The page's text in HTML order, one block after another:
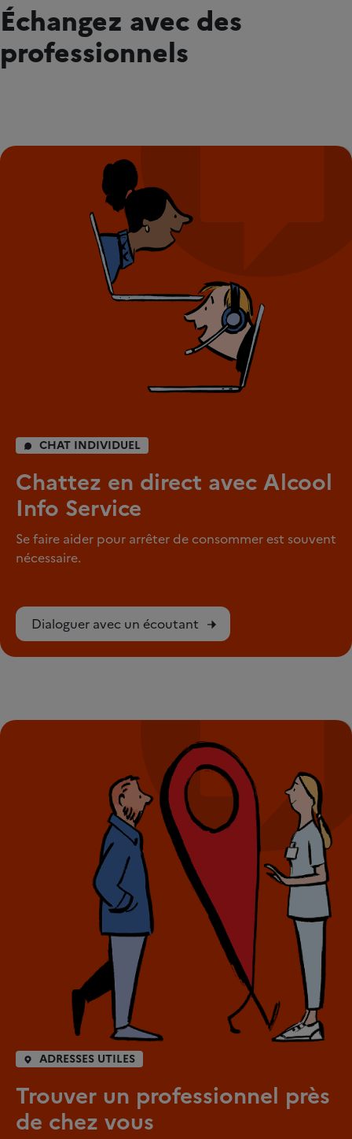
Échangez avec des
professionnels
CHAT INDIVIDUEL
Chattez en direct avec Alcool
Info Service
Se faire aider pour arrêter de consommer est souvent
nécessaire.
Dialoguer avec un écoutant
ADRESSES UTILES
Trouver un professionnel près
de chez vous